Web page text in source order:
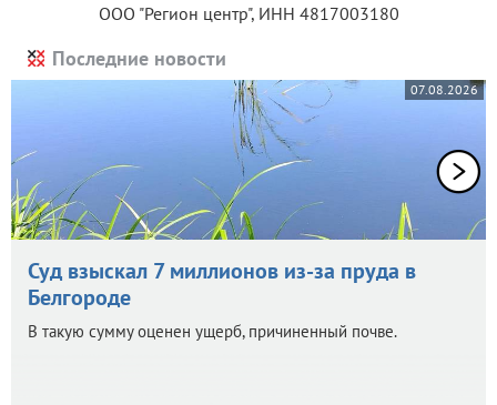
ООО "Регион центр", ИНН 4817003180
Последние новости
07.08.2026
Суд взыскал 7 миллионов из-за пруда в
Белгороде
В такую сумму оценен ущерб, причиненный почве.